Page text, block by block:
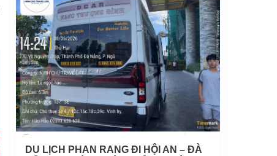
DU LỊCH PHAN RANG ĐI HỘI AN – ĐÀ